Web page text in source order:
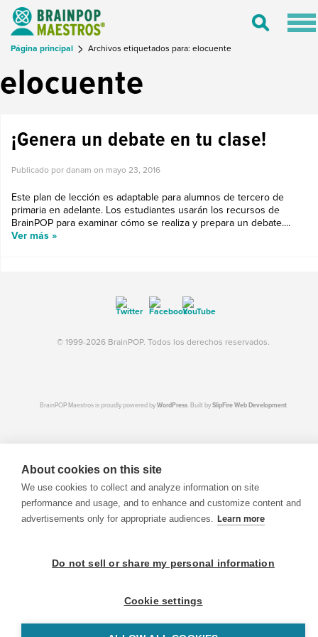
Toggle
Página principal Archivos etiquetados para: elocuente
elocuente
¡Genera un debate en tu clase!
Publicado por danam on mayo 23, 2016
Este plan de lección es adaptable para alumnos de tercero de
primaria en adelante. Los estudiantes usarán los recursos de
BrainPOP para examinar cómo se realiza y prepara un debate....
Ver más »
© 1999-2026 BrainPOP. Todos los derechos reservados.
BrainPOP Maestros is proudly powered byWordPress. Built bySlipFire Web Development
About cookies on this site
We use cookies to collect and analyze information on site
performance and usage, and to enhance and customize content and
advertisements only for appropriate audiences. Learn more
Do not sell or share my personal information
Cookie settings